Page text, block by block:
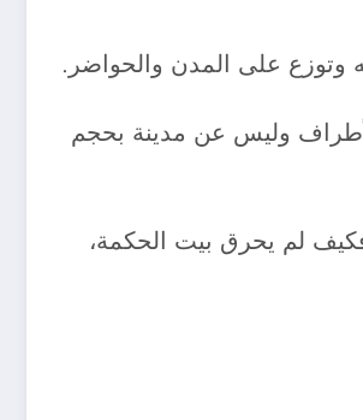
وتوزع على المدن والحواضر.
وليس عن مدينة بحجم
فكيف لم يحرق بيت الحكمة،